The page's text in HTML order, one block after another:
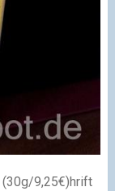
(30g/9,25€)hrift